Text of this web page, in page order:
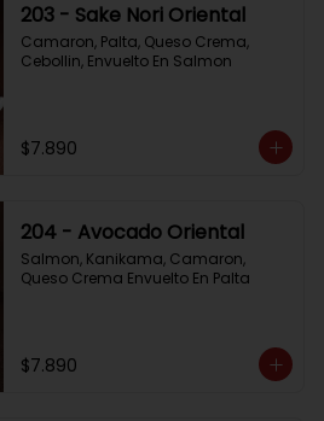
203 - Sake Nori Oriental
Camaron, Palta, Queso Crema,
Cebollin, Envuelto En Salmon
$7.890
204 - Avocado Oriental
Salmon, Kanikama, Camaron,
Queso Crema Envuelto En Palta
$7.890